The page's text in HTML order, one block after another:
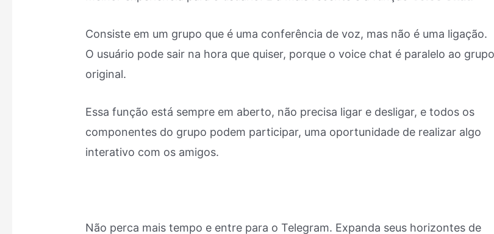
Consiste em um grupo que é uma conferência de voz, mas não é uma ligação.
O usuário pode sair na hora que quiser, porque o voice chat é paralelo ao grupo
original.
Essa função está sempre em aberto, não precisa ligar e desligar, e todos os
componentes do grupo podem participar, uma oportunidade de realizar algo
interativo com os amigos.
Não perca mais tempo e entre para o Telegram. Expanda seus horizontes de